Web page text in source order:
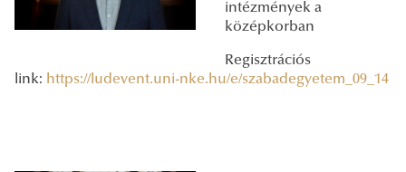
intézmények a
középkorban
Regisztrációs
link: https://ludevent.uni-nke.hu/e/szabadegyetem_09_14